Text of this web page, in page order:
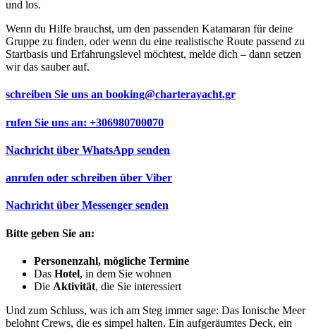
und los.
Wenn du Hilfe brauchst, um den passenden Katamaran für deine
Gruppe zu finden, oder wenn du eine realistische Route passend zu
Startbasis und Erfahrungslevel möchtest, melde dich – dann setzen
wir das sauber auf.
schreiben Sie uns an booking@charterayacht.gr
rufen Sie uns an: +306980700070
Nachricht über WhatsApp senden
anrufen oder schreiben über Viber
Nachricht über Messenger senden
Bitte geben Sie an:
Personenzahl, mögliche Termine
Das Hotel, in dem Sie wohnen
Die Aktivität, die Sie interessiert
Und zum Schluss, was ich am Steg immer sage: Das Ionische Meer
belohnt Crews, die es simpel halten. Ein aufgeräumtes Deck, ein